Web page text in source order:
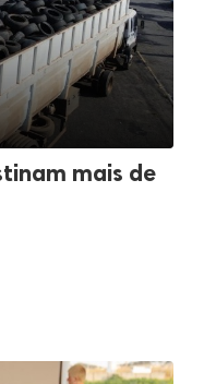
mais de